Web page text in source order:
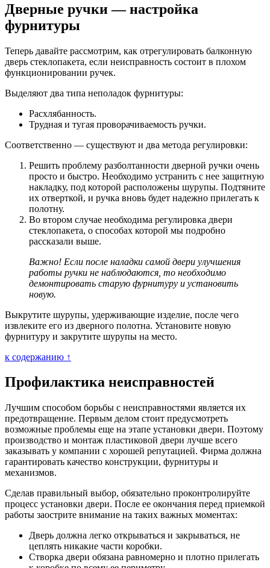
Дверные ручки — настройка
фурнитуры
Теперь давайте рассмотрим, как отрегулировать балконную
дверь стеклопакета, если неисправность состоит в плохом
функционировании ручек.
Выделяют два типа неполадок фурнитуры:
Расхлябанность.
Трудная и тугая проворачиваемость ручки.
Соответственно — существуют и два метода регулировки:
Решить проблему разболтанности дверной ручки очень
просто и быстро. Необходимо устранить с нее защитную
накладку, под которой расположены шурупы. Подтяните
их отверткой, и ручка вновь будет надежно прилегать к
полотну.
Во втором случае необходима регулировка двери
стеклопакета, о способах которой мы подробно
рассказали выше.
Важно! Если после наладки самой двери улучшения
работы ручки не наблюдаются, то необходимо
демонтировать старую фурнитуру и установить
новую.
Выкрутите шурупы, удерживающие изделие, после чего
извлеките его из дверного полотна. Установите новую
фурнитуру и закрутите шурупы на место.
к содержанию ↑
Профилактика неисправностей
Лучшим способом борьбы с неисправностями является их
предотвращение. Первым делом стоит предусмотреть
возможные проблемы еще на этапе установки двери. Поэтому
производство и монтаж пластиковой двери лучше всего
заказывать у компании с хорошей репутацией. Фирма должна
гарантировать качество конструкции, фурнитуры и
механизмов.
Сделав правильный выбор, обязательно проконтролируйте
процесс установки двери. После ее окончания перед приемкой
работы заострите внимание на таких важных моментах:
Дверь должна легко открываться и закрываться, не
цеплять никакие части коробки.
Створка двери обязана равномерно и плотно прилегать